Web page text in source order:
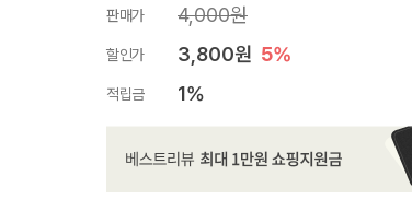
판매가 4,000원
할인가 3,800원 5%
적립금 1%